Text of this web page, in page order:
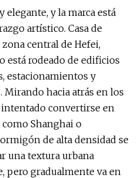
y la marca está
artístico. Casa de
central de Hefei,
está rodeado de edificios
estacionamientos y
Mirando hacia atrás en los
convertirse en
Shanghai o
de alta densidad se
una textura urbana
pero gradualmente va en